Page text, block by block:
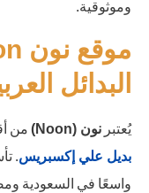
وموثوقية.
البدائل
يُعتبر نون (Noon) من
بديل علي إكسبريس.
واسعًا في السعودية